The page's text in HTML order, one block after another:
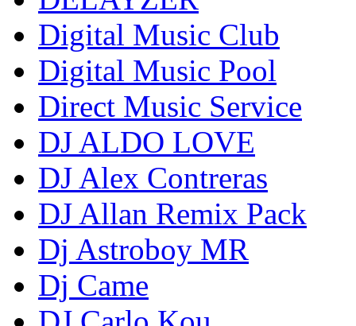
Digital Music Club
Digital Music Pool
Direct Music Service
DJ ALDO LOVE
DJ Alex Contreras
DJ Allan Remix Pack
Dj Astroboy MR
Dj Came